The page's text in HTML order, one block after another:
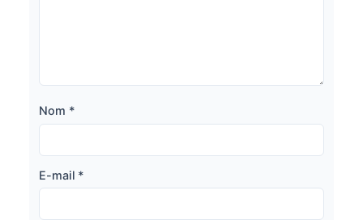
Nom *
E-mail *